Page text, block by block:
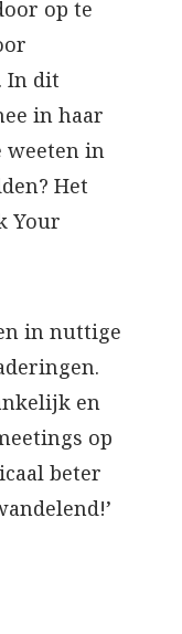
op te
In dit
in haar
weeten in
Het
Your
in nuttige
en
op
beter